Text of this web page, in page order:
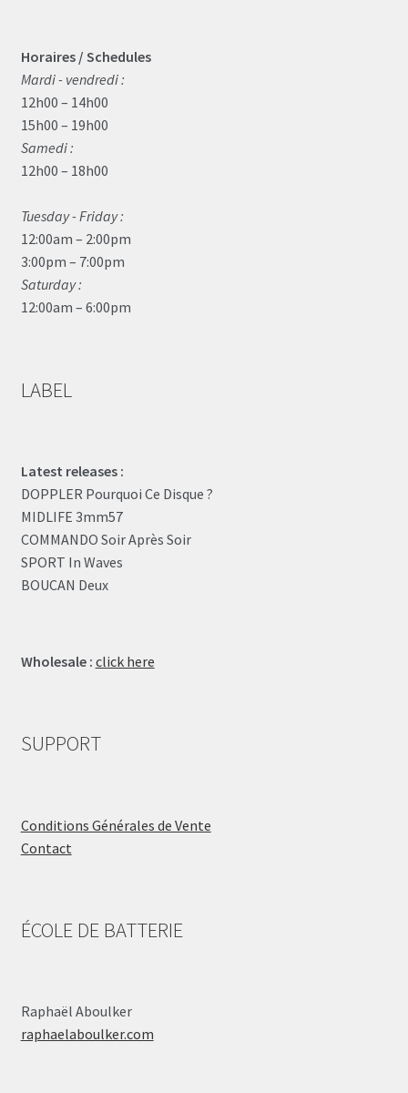
Horaires / Schedules
Mardi - vendredi :
12h00 – 14h00
15h00 – 19h00
Samedi :
12h00 – 18h00
Tuesday - Friday :
12:00am – 2:00pm
3:00pm – 7:00pm
Saturday :
12:00am – 6:00pm
LABEL
Latest releases :
DOPPLER Pourquoi Ce Disque ?
MIDLIFE 3mm57
COMMANDO Soir Après Soir
SPORT In Waves
BOUCAN Deux
Wholesale : click here
SUPPORT
Conditions Générales de Vente
Contact
ÉCOLE DE BATTERIE
Raphaël Aboulker
raphaelaboulker.com